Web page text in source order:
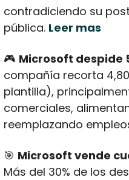
contradiciendo su
pública. Leer mas
🎮 Microsoft despide
compañía recorta
plantilla),
comerciales,
reemplazando
🎯 Microsoft vende
Más del 30% de los